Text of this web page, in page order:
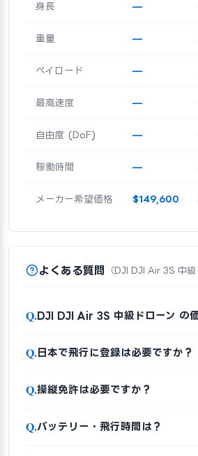
身長 —
重量 —
ペイロード —
最高速度 —
自由度 (DoF) —
稼働時間 —
メーカー希望価格 $149,600
よくある質問 （DJI DJI Air 3S 中級
Q.DJI DJI Air 3S 中級ドローン の
Q.日本で飛行に登録は必要ですか？
Q.操縦免許は必要ですか？
Q.バッテリー・飛行時間は？